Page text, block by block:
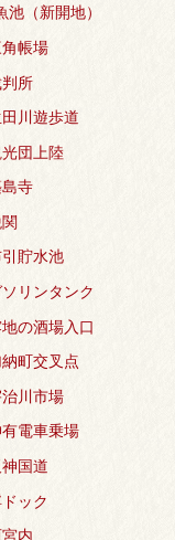
池（新開地）
帳場
所
川遊歩道
団上陸
寺
貯水池
リンタンク
の酒場入口
町交叉点
川市場
電車乗場
国道
ック
内